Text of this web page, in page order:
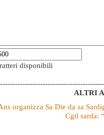
disponibili
ALTRI
organizza Sa Die da sa
Cgil sarda: